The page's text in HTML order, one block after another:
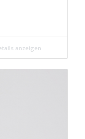
anzeigen